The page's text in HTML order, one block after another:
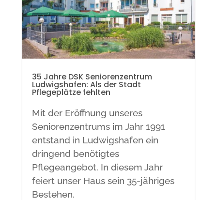
35 Jahre DSK Seniorenzentrum
Ludwigshafen: Als der Stadt
Pflegeplätze fehlten
Mit der Eröffnung unseres
Seniorenzentrums im Jahr 1991
entstand in Ludwigshafen ein
dringend benötigtes
Pflegeangebot. In diesem Jahr
feiert unser Haus sein 35-jähriges
Bestehen.